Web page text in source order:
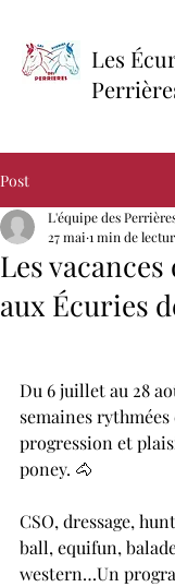
Les
Post
Les
aux Écuries
L'équipe des
27 mai 1 min de
Du 6 juillet au 28
semaines
progression et
poney. 🐴
CSO, dressage,
ball, equifun,
western…Un